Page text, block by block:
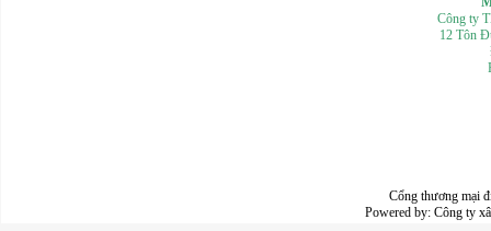
Công ty
12 Tôn
Cổng thương mại
Powered by: Công ty